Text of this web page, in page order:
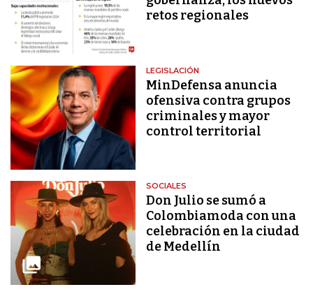
retos regionales
LEGISLACIÓN
MinDefensa anuncia
ofensiva contra grupos
criminales y mayor
control territorial
SOCIALES
Don Julio se sumó a
Colombiamoda con una
celebración en la ciudad
de Medellín